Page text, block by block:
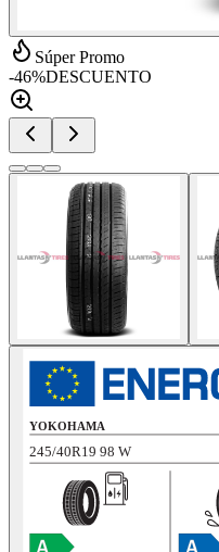
Súper Promo
-46%DESCUENTO